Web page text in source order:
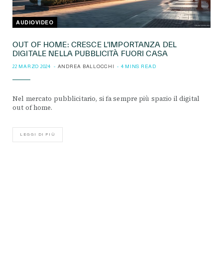
AUDIOVIDEO
OUT OF HOME: CRESCE L’IMPORTANZA DEL
DIGITALE NELLA PUBBLICITÀ FUORI CASA
22 MARZO 2024 ANDREA BALLOCCHI 4 MINS READ
Nel mercato pubblicitario, si fa sempre più spazio il digital
out of home.
LEGGI DI PIÙ